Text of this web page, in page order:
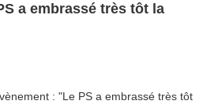
a embrassé très tôt la